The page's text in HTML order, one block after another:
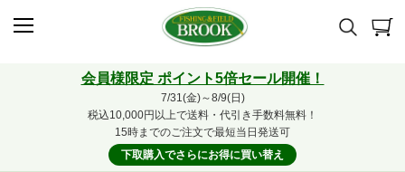
会員様限定 ポイント5倍セール開催！
7/31(金)～8/9(日)
税込10,000円以上で送料・代引き手数料無料！
15時までのご注文で最短当日発送可
下取購入でさらにお得に買い替え